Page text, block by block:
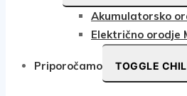
Akumulatorsko
Električno orodje
Priporočamo TOGGLE